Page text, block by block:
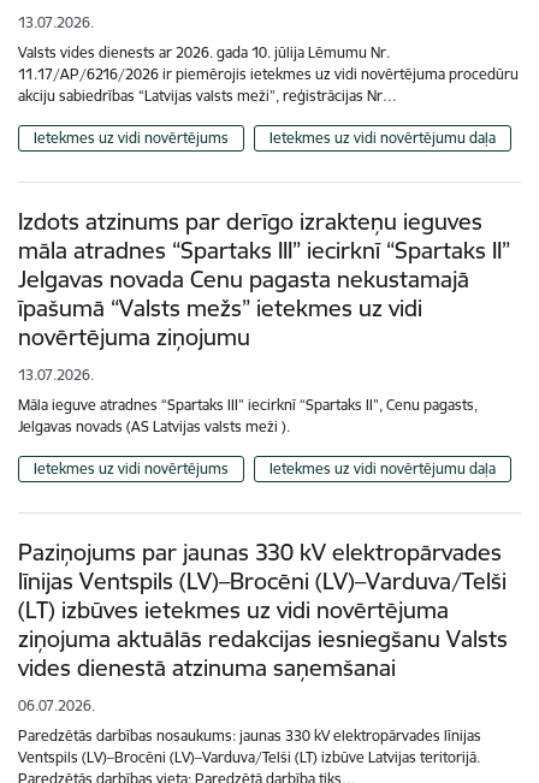
13.07.2026.
Valsts vides dienests ar 2026. gada 10. jūlija Lēmumu Nr.
11.17/AP/6216/2026 ir piemērojis ietekmes uz vidi novērtējuma procedūru
akciju sabiedrības “Latvijas valsts meži”, reģistrācijas Nr…
Ietekmes uz vidi novērtējums Ietekmes uz vidi novērtējumu daļa
Izdots atzinums par derīgo izrakteņu ieguves
māla atradnes “Spartaks III” iecirknī “Spartaks II”
Jelgavas novada Cenu pagasta nekustamajā
īpašumā “Valsts mežs” ietekmes uz vidi
novērtējuma ziņojumu
13.07.2026.
Māla ieguve atradnes “Spartaks III” iecirknī “Spartaks II”, Cenu pagasts,
Jelgavas novads (AS Latvijas valsts meži ).
Ietekmes uz vidi novērtējums Ietekmes uz vidi novērtējumu daļa
Paziņojums par jaunas 330 kV elektropārvades
līnijas Ventspils (LV)–Brocēni (LV)–Varduva/Telši
(LT) izbūves ietekmes uz vidi novērtējuma
ziņojuma aktuālās redakcijas iesniegšanu Valsts
vides dienestā atzinuma saņemšanai
06.07.2026.
Paredzētās darbības nosaukums: jaunas 330 kV elektropārvades līnijas
Ventspils (LV)–Brocēni (LV)–Varduva/Telši (LT) izbūve Latvijas teritorijā.
Paredzētās darbības vieta: Paredzētā darbība tiks…